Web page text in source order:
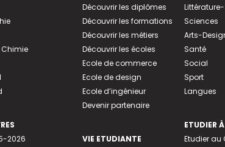
2026
Découvrir les diplômes
Découvrir les formations
Découvrir les métiers
Découvrir les écoles
Ecole de commerce
Ecole de design
Ecole d’ingénieur
Devenir partenaire
VIE ETUDIANTE
Sciences
Arts-
Santé
Social
Sport
Langues
ETUDIER
Etudier